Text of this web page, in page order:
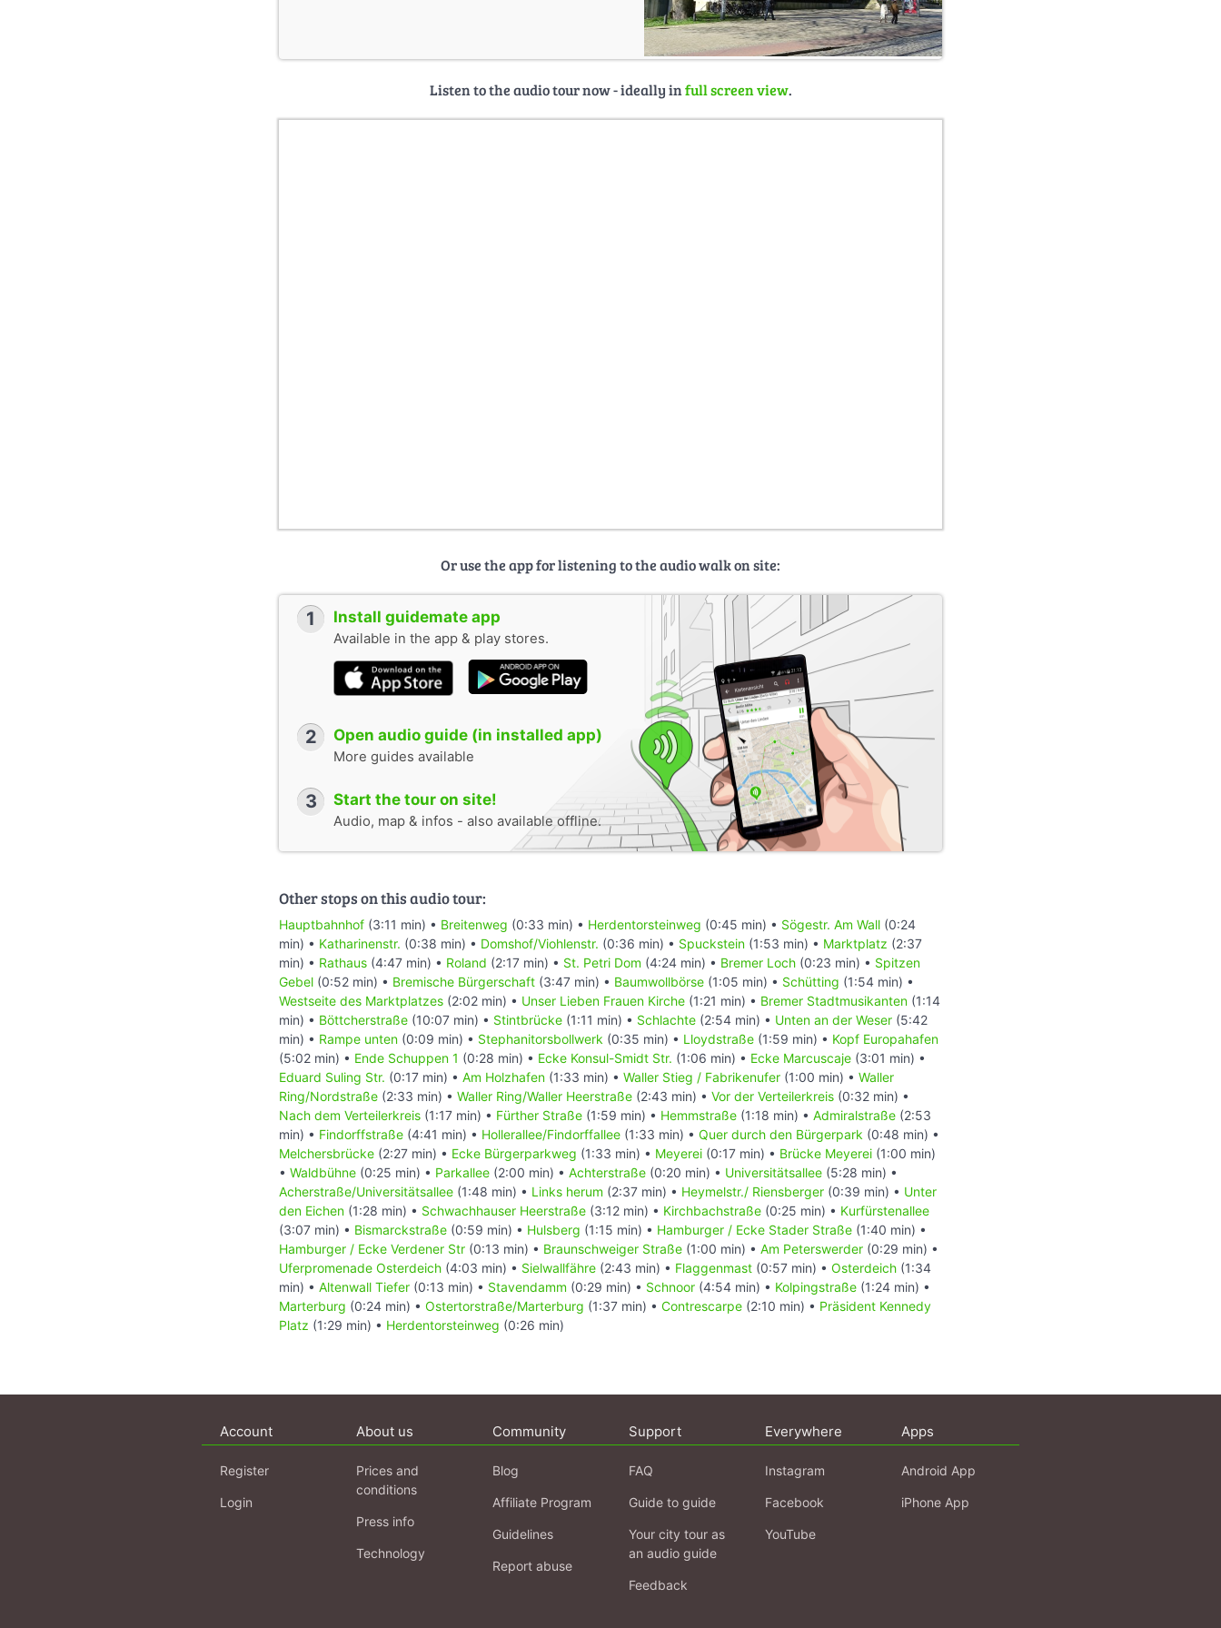
Listen to the audio tour now - ideally infull screen view.
Or use the app for listening to the audio walk on site:
1 Install guidemate app
Available in the app & play stores.
2 Open audio guide (in installed app)
More guides available
3 Start the tour on site!
Audio, map & infos - also available offline.
Other stops on this audio tour:
Hauptbahnhof (3:11 min) • Breitenweg (0:33 min) • Herdentorsteinweg (0:45 min) • Sögestr. Am Wall (0:24
min) • Katharinenstr. (0:38 min) • Domshof/Viohlenstr. (0:36 min) • Spuckstein (1:53 min) • Marktplatz (2:37
min) • Rathaus (4:47 min) • Roland (2:17 min) • St. Petri Dom (4:24 min) • Bremer Loch (0:23 min) • Spitzen
Gebel (0:52 min) • Bremische Bürgerschaft (3:47 min) • Baumwollbörse (1:05 min) • Schütting (1:54 min) •
Westseite des Marktplatzes (2:02 min) • Unser Lieben Frauen Kirche (1:21 min) • Bremer Stadtmusikanten (1:14
min) • Böttcherstraße (10:07 min) • Stintbrücke (1:11 min) • Schlachte (2:54 min) • Unten an der Weser (5:42
min) • Rampe unten (0:09 min) • Stephanitorsbollwerk (0:35 min) • Lloydstraße (1:59 min) • Kopf Europahafen
(5:02 min) • Ende Schuppen 1 (0:28 min) • Ecke Konsul-Smidt Str. (1:06 min) • Ecke Marcuscaje (3:01 min) •
Eduard Suling Str. (0:17 min) • Am Holzhafen (1:33 min) • Waller Stieg / Fabrikenufer (1:00 min) • Waller
Ring/Nordstraße (2:33 min) • Waller Ring/Waller Heerstraße (2:43 min) • Vor der Verteilerkreis (0:32 min) •
Nach dem Verteilerkreis (1:17 min) • Fürther Straße (1:59 min) • Hemmstraße (1:18 min) • Admiralstraße (2:53
min) • Findorffstraße (4:41 min) • Hollerallee/Findorffallee (1:33 min) • Quer durch den Bürgerpark (0:48 min) •
Melchersbrücke (2:27 min) • Ecke Bürgerparkweg (1:33 min) • Meyerei (0:17 min) • Brücke Meyerei (1:00 min)
• Waldbühne (0:25 min) • Parkallee (2:00 min) • Achterstraße (0:20 min) • Universitätsallee (5:28 min) •
Acherstraße/Universitätsallee (1:48 min) • Links herum (2:37 min) • Heymelstr./ Riensberger (0:39 min) • Unter
den Eichen (1:28 min) • Schwachhauser Heerstraße (3:12 min) • Kirchbachstraße (0:25 min) • Kurfürstenallee
(3:07 min) • Bismarckstraße (0:59 min) • Hulsberg (1:15 min) • Hamburger / Ecke Stader Straße (1:40 min) •
Hamburger / Ecke Verdener Str (0:13 min) • Braunschweiger Straße (1:00 min) • Am Peterswerder (0:29 min) •
Uferpromenade Osterdeich (4:03 min) • Sielwallfähre (2:43 min) • Flaggenmast (0:57 min) • Osterdeich (1:34
min) • Altenwall Tiefer (0:13 min) • Stavendamm (0:29 min) • Schnoor (4:54 min) • Kolpingstraße (1:24 min) •
Marterburg (0:24 min) • Ostertorstraße/Marterburg (1:37 min) • Contrescarpe (2:10 min) • Präsident Kennedy
Platz (1:29 min) • Herdentorsteinweg (0:26 min)
Account
Register
Login
About us
Prices and
conditions
Press info
Technology
Community
Blog
Affiliate Program
Guidelines
Report abuse
Support
FAQ
Guide to guide
Your city tour as
an audio guide
Feedback
Everywhere
Instagram
Facebook
YouTube
Apps
Android App
iPhone App